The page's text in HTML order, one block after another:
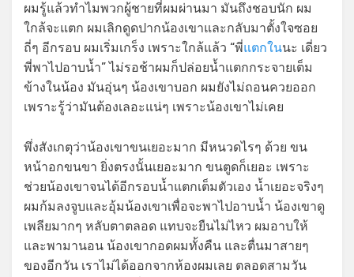
ผมรู้แล้วทำไมพวกผู้ชายที่ผมผ่านมา มันถึงชอบนัก ผม
ใกล้จะแตก ผมเลิกดูดปากน้องเขาและกลับมาตั้งใจซอย
ถี่ๆ อีกรอบ ผมเริ่มเกร็ง เพราะใกล้แล้ว “พี่แตกในนะ เดี่ยว
พี่พาไปอาบน้ำ” ไม่รอช้าผมก็ปล่อยน้ำแตกกระจายเต็ม
ข้างในน้อง มันอุ่นๆ น้องเขาบอก ผมยังไม่ถอนควยออก
เพราะรู้ว่ามันต้องเลอะแน่ๆ เพราะน้องเขาไม่เคย
พึ่งสังเกตุว่าน้องเขาขนเยอะมาก มีหนวดไรๆ ด้วย ขน
หน้าอกขนขา ยิ่งตรงนั้นเยอะมาก ขนตูดก็เยอะ เพราะ
ช่วยน้องเขาจนได้อีกรอบน้ำแตกเต็มตัวเอง น้ำเยอะจริงๆ
ผมก้มลงจูบและอุ้มน้องเขาเพื่อจะพาไปอาบน้ำ น้องเขาดู
เพลียมากๆ หลับตาตลอด แทบจะยืนไม่ไหว ผมอาบให้
และพามานอน น้องเขากอดผมทั้งคืน และตื่นมาสายๆ
ของอีกวัน เราไม่ได้ออกจากห้องผมเลย ตลอดสามวัน